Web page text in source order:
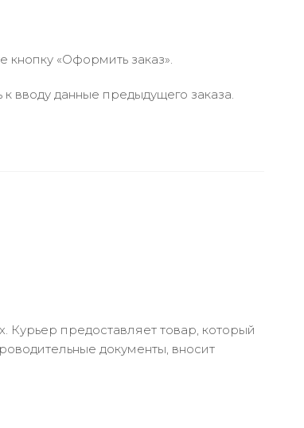
«Оформить заказ».
вводу данные предыдущего заказа.
предоставляет товар, который
документы, вносит